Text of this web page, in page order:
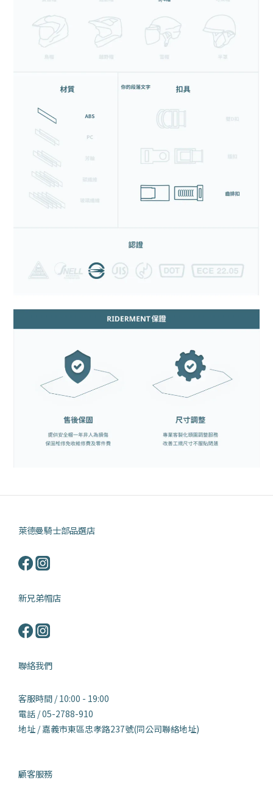
萊德曼騎士部品選店
新兄弟帽店
聯絡我們
客服時間 / 10:00 - 19:00
電話 / 05-2788-910
地址 / 嘉義市東區忠孝路237號(同公司聯絡地址)
顧客服務